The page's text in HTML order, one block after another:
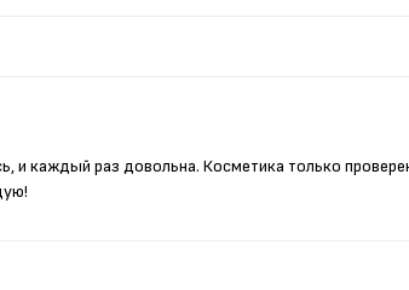
и каждый раз довольна. Косметика только